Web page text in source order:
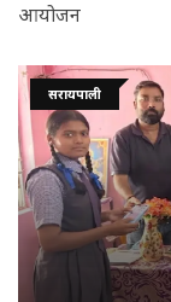
आयोजन
सरायपाली